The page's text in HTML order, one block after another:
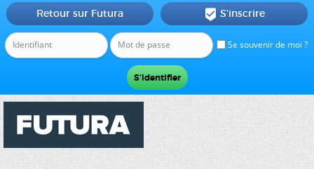
Se souvenir de moi ?
Retour sur Futura  S'inscrire